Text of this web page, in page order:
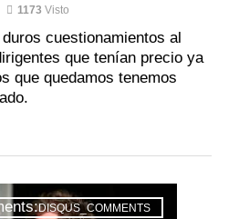
1173 Visto
cuestionamientos al
que tenían precio ya
que quedamos tenemos
DISQUS_COMMENTS